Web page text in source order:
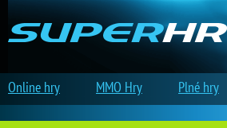
Online hry MMO Hry Plné hry